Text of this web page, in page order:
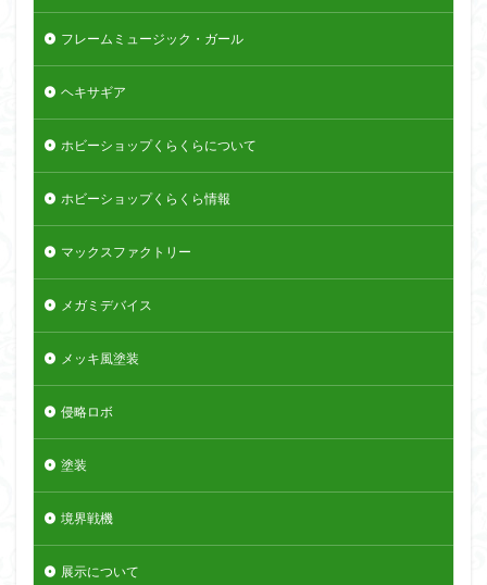
フレームミュージック・ガール
ヘキサギア
ホビーショップくらくらについて
ホビーショップくらくら情報
マックスファクトリー
メガミデバイス
メッキ風塗装
侵略ロボ
塗装
境界戦機
展示について